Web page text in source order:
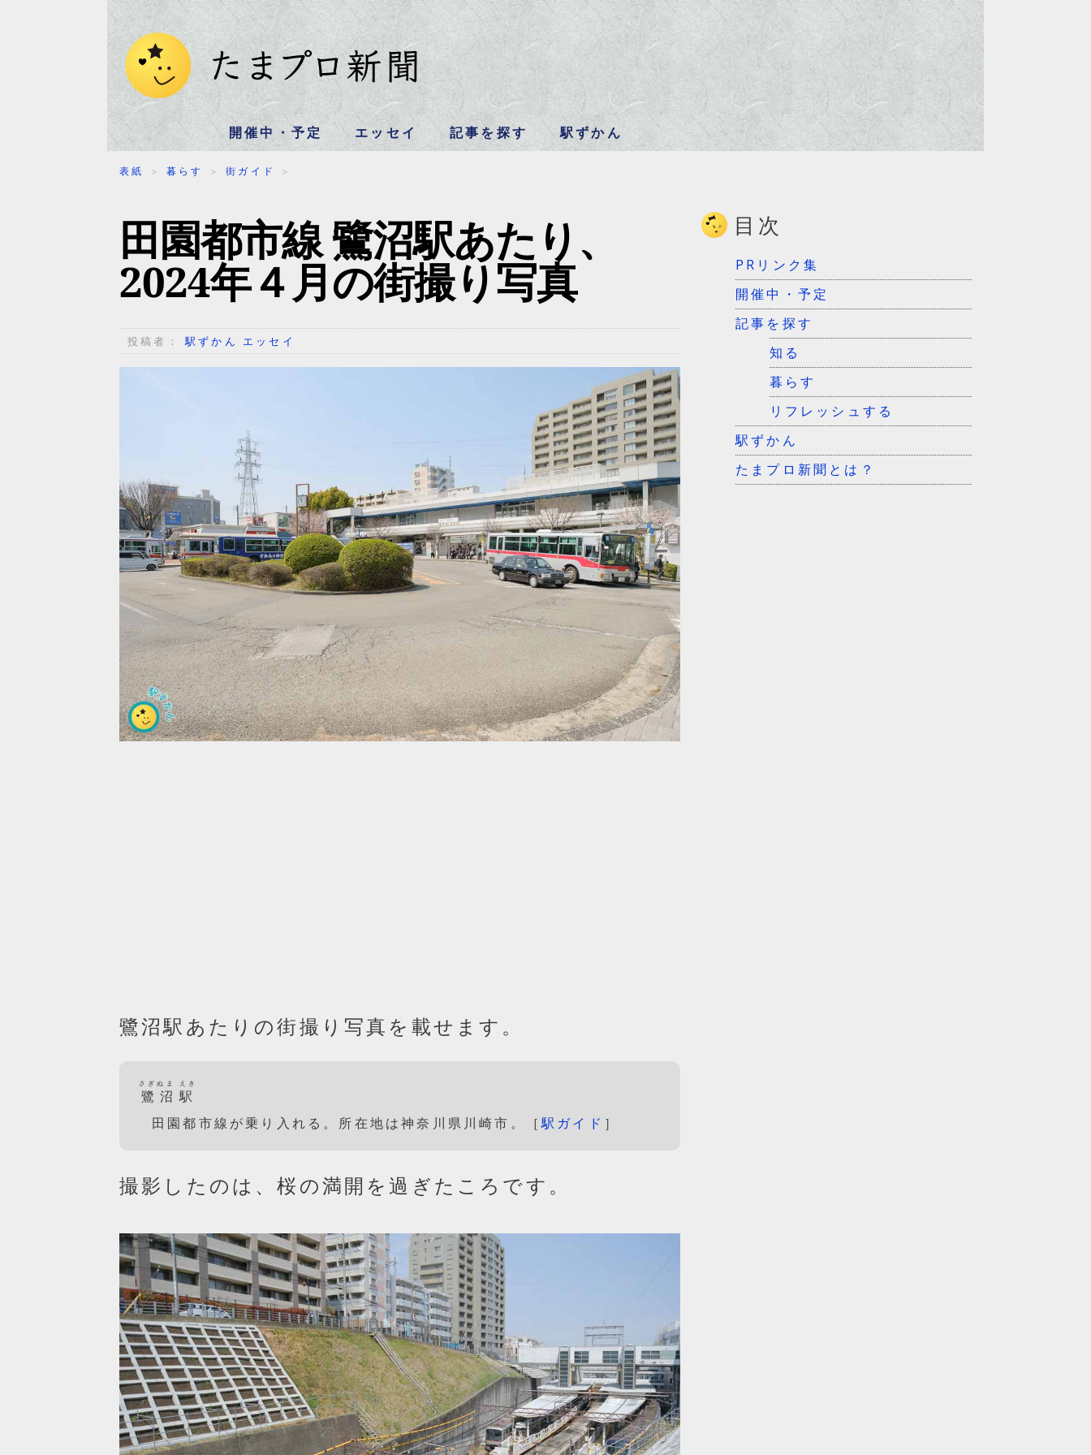
開催中・予定 エッセイ 記事を探す 駅ずかん
表紙 ＞ 暮らす ＞街ガイド ＞
田園都市線 鷺沼駅あたり、
2024年４月の街撮り写真
投稿者：駅ずかん エッセイ
鷺沼駅あたりの街撮り写真を載せます。
鷺沼駅
さぎぬま えき
田園都市線が乗り入れる。所在地は神奈川県川崎市。［駅ガイド ］
撮影したのは、桜の満開を過ぎたころです。
目次
PRリンク集
開催中・予定
記事を探す
知る
暮らす
リフレッシュする
駅ずかん
たまプロ新聞とは？